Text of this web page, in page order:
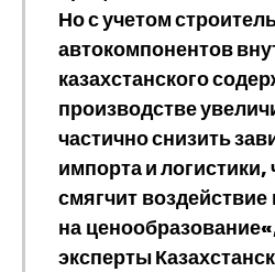
Но с учетом
автокомпонентов
казахстанского
производстве
частично снизить
импорта и
смягчит
на ценообразование
эксперты